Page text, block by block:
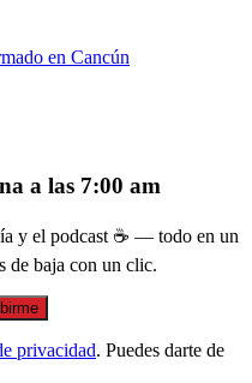
en Cancún
a las 7:00 am
y el podcast ☕ — todo en un
de baja con un clic.
privacidad. Puedes darte de